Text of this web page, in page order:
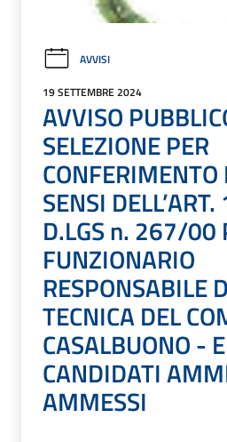
AVVISI
19 SETTEMBRE 2024
AVVISO
SELEZIONE PER
CONFERIMENTO
SENSI
D.LGS n. 267/00
FUNZIONARIO
RESPONSABILE
TECNICA DEL
CASALBUONO -
CANDIDATI
AMMESSI